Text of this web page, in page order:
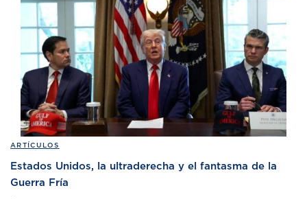
ARTÍCULOS
Estados Unidos, la ultraderecha y el fantasma de la
Guerra Fría